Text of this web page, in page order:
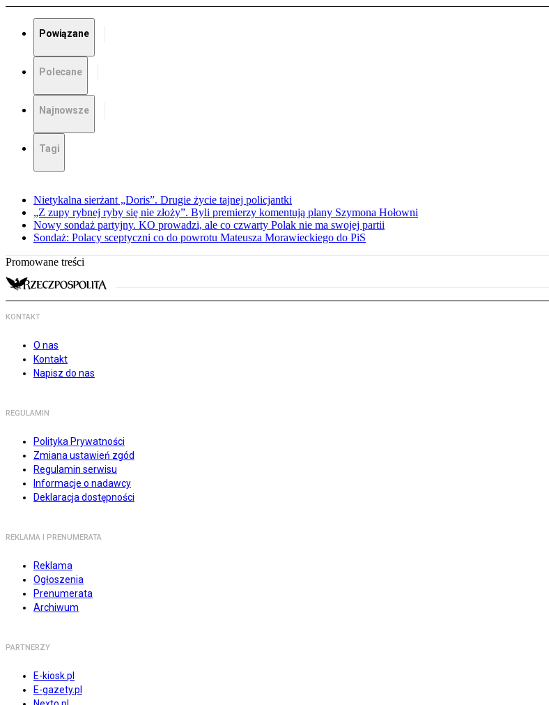
Powiązane
Polecane
Najnowsze
Tagi
Nietykalna sierżant „Doris”. Drugie życie tajnej policjantki
„Z zupy rybnej ryby się nie złoży”. Byli premierzy komentują plany Szymona Hołowni
Nowy sondaż partyjny. KO prowadzi, ale co czwarty Polak nie ma swojej partii
Sondaż: Polacy sceptyczni co do powrotu Mateusza Morawieckiego do PiS
Promowane treści
KONTAKT
O nas
Kontakt
Napisz do nas
REGULAMIN
Polityka Prywatności
Zmiana ustawień zgód
Regulamin serwisu
Informacje o nadawcy
Deklaracja dostępności
REKLAMA I PRENUMERATA
Reklama
Ogłoszenia
Prenumerata
Archiwum
PARTNERZY
E-kiosk.pl
E-gazety.pl